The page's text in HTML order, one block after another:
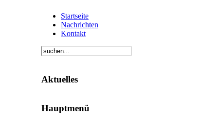
Startseite
Nachrichten
Kontakt
Aktuelles
Hauptmenü